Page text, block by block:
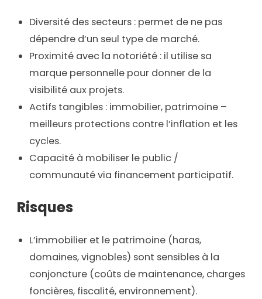
Diversité des secteurs : permet de ne pas
dépendre d’un seul type de marché.
Proximité avec la notoriété : il utilise sa
marque personnelle pour donner de la
visibilité aux projets.
Actifs tangibles : immobilier, patrimoine –
meilleurs protections contre l’inflation et les
cycles.
Capacité à mobiliser le public /
communauté via financement participatif.
Risques
L’immobilier et le patrimoine (haras,
domaines, vignobles) sont sensibles à la
conjoncture (coûts de maintenance, charges
foncières, fiscalité, environnement).